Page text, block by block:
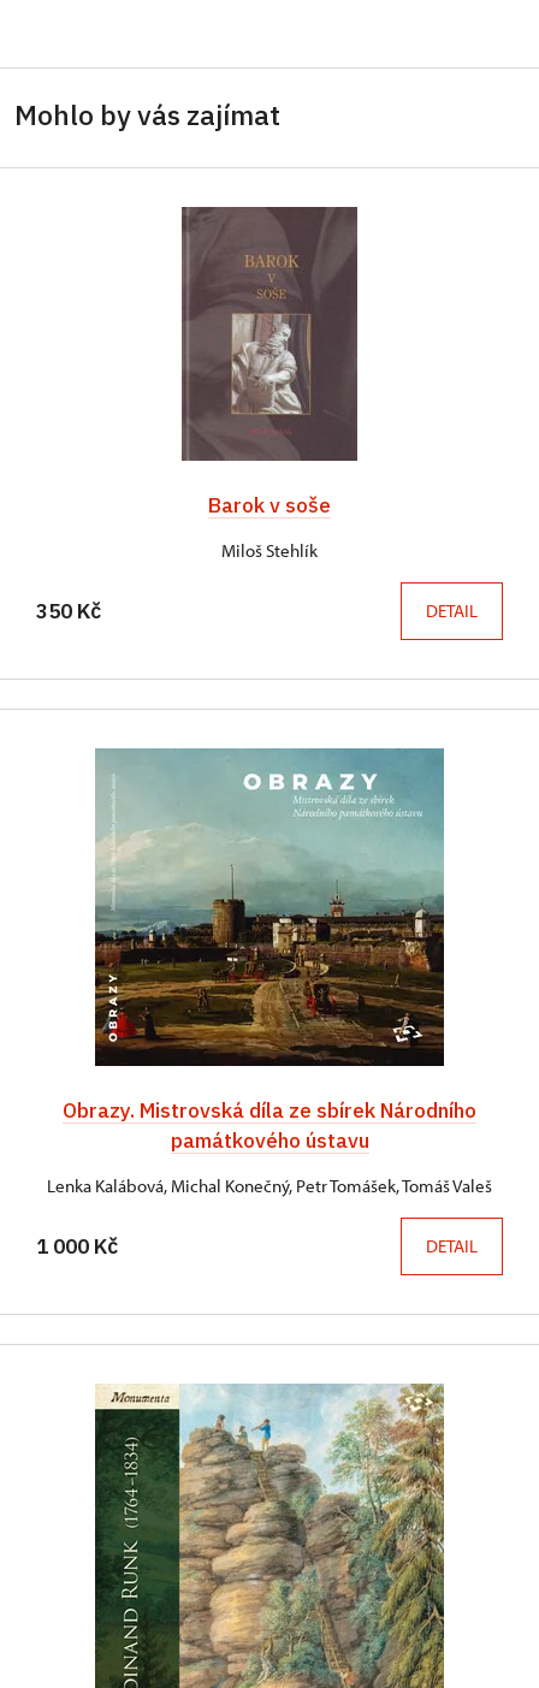
Mohlo by vás zajímat
Barok v soše
Miloš Stehlík
350 Kč DETAIL
Obrazy. Mistrovská díla ze sbírek Národního
památkového ústavu
Lenka Kalábová, Michal Konečný, Petr Tomášek, Tomáš Valeš
1 000 Kč DETAIL